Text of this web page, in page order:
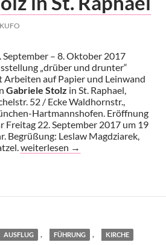
KUFO
September – 8. Oktober 2017
„drüber und drunter“
Arbeiten auf Papier und Leinwand
Gabriele Stolz in St. Raphael,
52 / Ecke Waldhornstr.,
Hartmannshofen. Eröffnung
Freitag 22. September 2017 um 19
Begrüßung: Leslaw Magdziarek,
Gabriele Stolz in St. Raphael
weiterlesen →
AUSFLUG , FÜHRUNG , KIRCHE